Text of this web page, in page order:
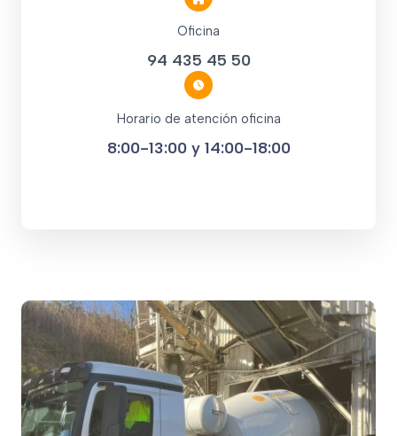
Oficina
94 435 45 50
Horario de atención oficina
8:00-13:00 y 14:00-18:00